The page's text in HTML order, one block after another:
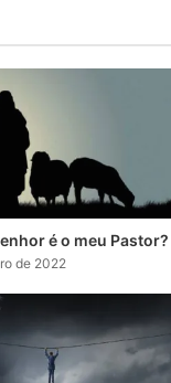
é o meu Pastor?
de 2022